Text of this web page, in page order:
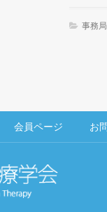
事務
会員ページ お